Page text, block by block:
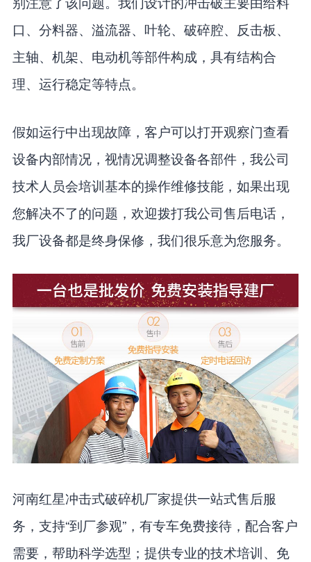
口、分料器、溢流器、叶轮、破碎腔、反击板、
主轴、机架、电动机等部件构成，具有结构合
理、运行稳定等特点。
假如运行中出现故障，客户可以打开观察门查看
设备内部情况，视情况调整设备各部件，我公司
技术人员会培训基本的操作维修技能，如果出现
您解决不了的问题，欢迎拨打我公司售后电话，
我厂设备都是终身保修，我们很乐意为您服务。
河南红星冲击式破碎机厂家提供一站式售后服
务，支持“到厂参观”，有专车免费接待，配合客户
需要，帮助科学选型；提供专业的技术培训、免